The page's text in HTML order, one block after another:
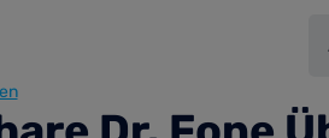
von 0 von 5 Sternen